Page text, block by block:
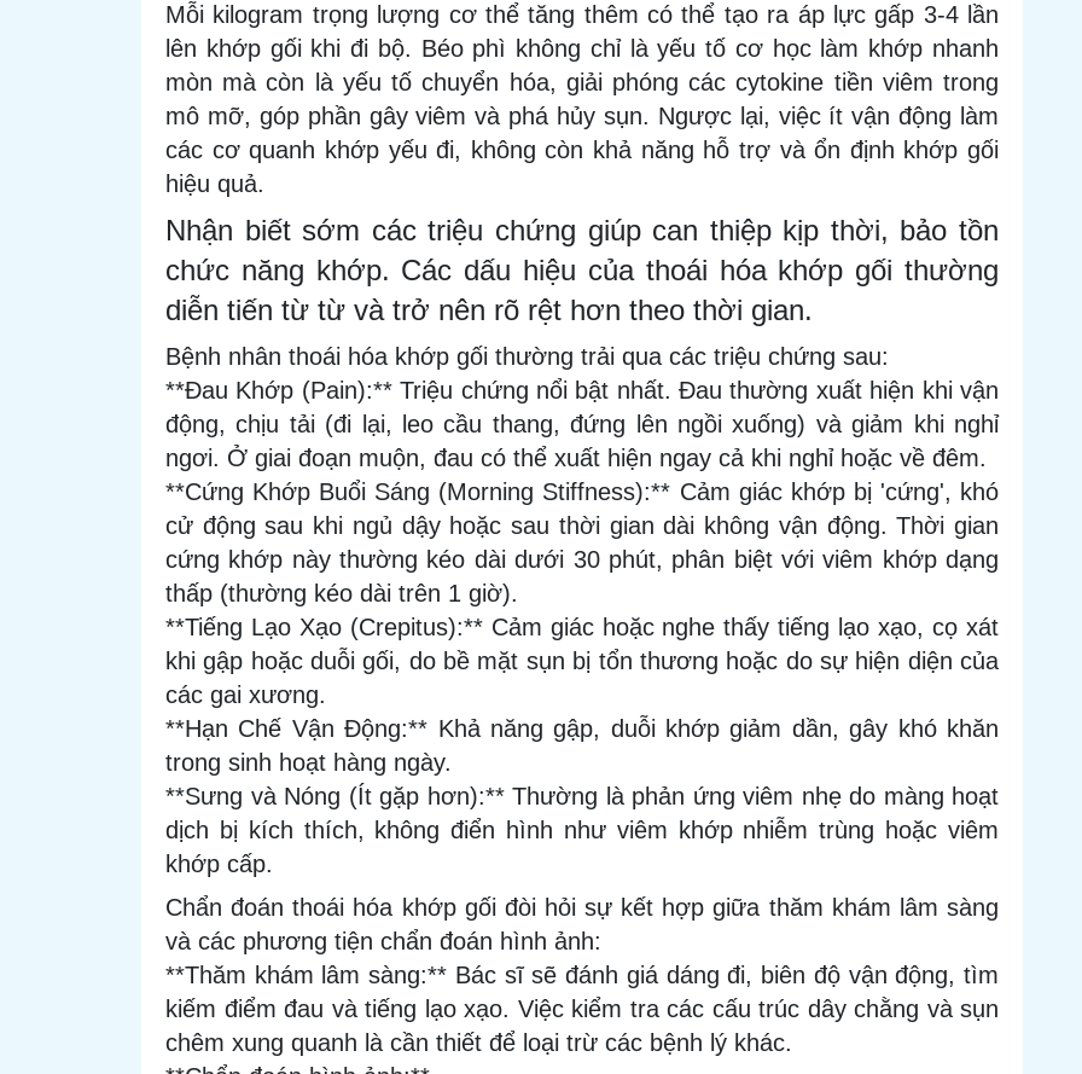
Mỗi kilogram trọng lượng cơ thể tăng thêm có thể tạo ra áp lực gấp 3-4 lần
lên khớp gối khi đi bộ. Béo phì không chỉ là yếu tố cơ học làm khớp nhanh
mòn mà còn là yếu tố chuyển hóa, giải phóng các cytokine tiền viêm trong
mô mỡ, góp phần gây viêm và phá hủy sụn. Ngược lại, việc ít vận động làm
các cơ quanh khớp yếu đi, không còn khả năng hỗ trợ và ổn định khớp gối
hiệu quả.
Nhận biết sớm các triệu chứng giúp can thiệp kịp thời, bảo tồn
chức năng khớp. Các dấu hiệu của thoái hóa khớp gối thường
diễn tiến từ từ và trở nên rõ rệt hơn theo thời gian.
Bệnh nhân thoái hóa khớp gối thường trải qua các triệu chứng sau:
**Đau Khớp (Pain):** Triệu chứng nổi bật nhất. Đau thường xuất hiện khi vận
động, chịu tải (đi lại, leo cầu thang, đứng lên ngồi xuống) và giảm khi nghỉ
ngơi. Ở giai đoạn muộn, đau có thể xuất hiện ngay cả khi nghỉ hoặc về đêm.
**Cứng Khớp Buổi Sáng (Morning Stiffness):** Cảm giác khớp bị 'cứng', khó
cử động sau khi ngủ dậy hoặc sau thời gian dài không vận động. Thời gian
cứng khớp này thường kéo dài dưới 30 phút, phân biệt với viêm khớp dạng
thấp (thường kéo dài trên 1 giờ).
**Tiếng Lạo Xạo (Crepitus):** Cảm giác hoặc nghe thấy tiếng lạo xạo, cọ xát
khi gập hoặc duỗi gối, do bề mặt sụn bị tổn thương hoặc do sự hiện diện của
các gai xương.
**Hạn Chế Vận Động:** Khả năng gập, duỗi khớp giảm dần, gây khó khăn
trong sinh hoạt hàng ngày.
**Sưng và Nóng (Ít gặp hơn):** Thường là phản ứng viêm nhẹ do màng hoạt
dịch bị kích thích, không điển hình như viêm khớp nhiễm trùng hoặc viêm
khớp cấp.
Chẩn đoán thoái hóa khớp gối đòi hỏi sự kết hợp giữa thăm khám lâm sàng
và các phương tiện chẩn đoán hình ảnh:
**Thăm khám lâm sàng:** Bác sĩ sẽ đánh giá dáng đi, biên độ vận động, tìm
kiếm điểm đau và tiếng lạo xạo. Việc kiểm tra các cấu trúc dây chằng và sụn
chêm xung quanh là cần thiết để loại trừ các bệnh lý khác.